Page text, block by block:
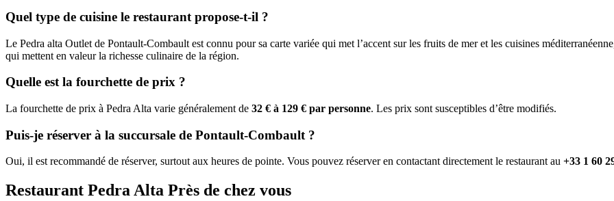
Quel type de cuisine le restaurant propose-t-il ?
Le Pedra alta Outlet de Pontault-Combault est connu pour sa carte variée qui met l’accent sur les fruits de mer et les cuisines
qui mettent en valeur la richesse culinaire de la région.
Quelle est la fourchette de prix ?
La fourchette de prix à Pedra Alta varie généralement de 32 € à 129 € par personne. Les prix sont susceptibles d’être modifiés.
Puis-je réserver à la succursale de Pontault-Combault ?
Oui, il est recommandé de réserver, surtout aux heures de pointe. Vous pouvez réserver en contactant directement le restaurant au +33 1 60
Restaurant Pedra Alta Près de chez vous